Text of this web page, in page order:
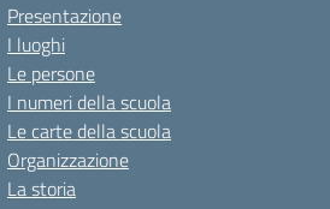
Presentazione
I luoghi
Le persone
I numeri della scuola
Le carte della scuola
Organizzazione
La storia